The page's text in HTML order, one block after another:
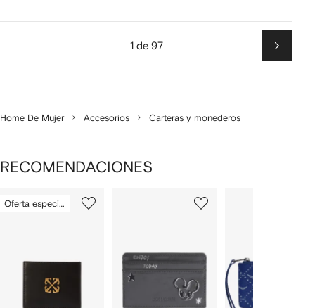
1 de 97
Home De Mujer Accesorios Carteras y monederos
RECOMENDACIONES
de
Oferta especial